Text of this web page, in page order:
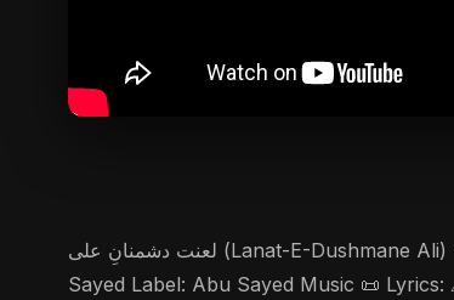
لعنت دشمنانِ علی (Lanat-E-Dushmane Ali) · Abu Sayed Release date: May 14, 2025 🎵 Song Credits Artist / Singer: Abu Sayed Lyrics, Composer, Producer: Abu
Sayed Label: Abu Sayed Music 📜 Lyrics: لعنت دشمنانِ علی… لعنت دشمنانِ علی… یا علی… یا علی… مولا علی… مولا علی… استغفر الله… استغفر الله… شیر خدا کا نام لیے جاتے